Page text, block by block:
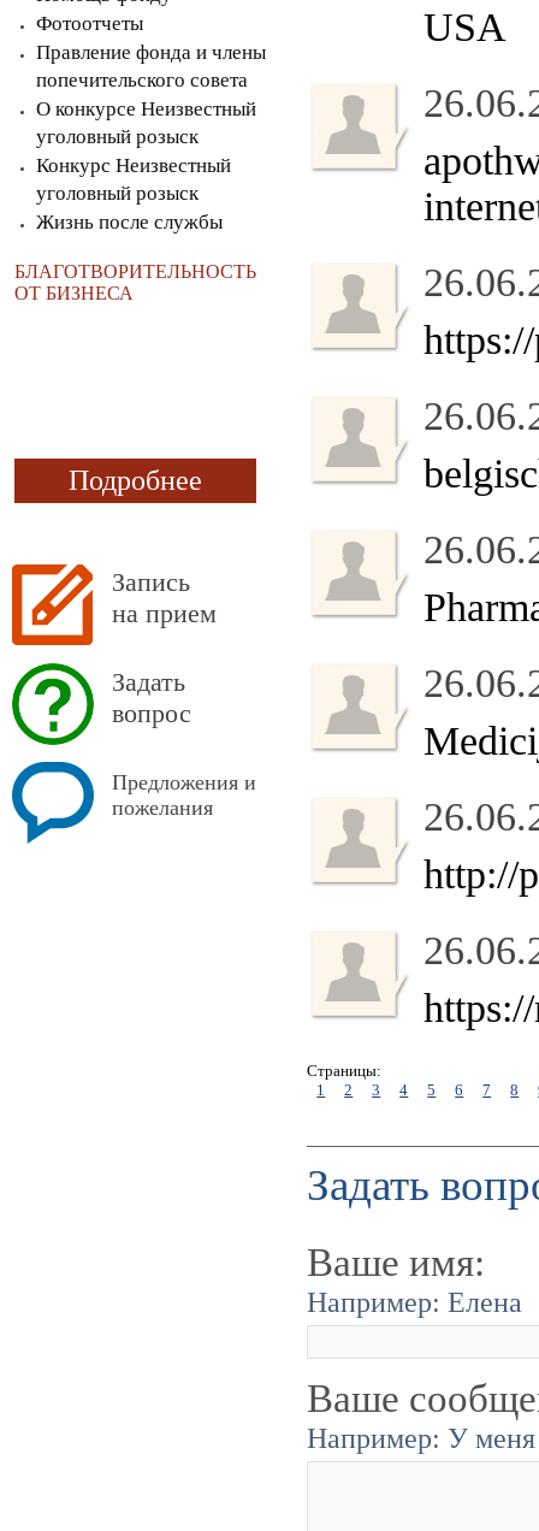
Фотоотчеты
Правление фонда и члены
попечительского совета
О конкурсе Неизвестный
уголовный розыск
Конкурс Неизвестный
уголовный розыск
Жизнь после службы
БЛАГОТВОРИТЕЛЬНОСТЬ
ОТ БИЗНЕСА
Подробнее
Запись
на прием
Задать
вопрос
Предложения и
пожелания
USA
http://
Страницы:
1
2 3 4 5 6 7 8
Задать
Ваше имя:
Например: Елена
Ваше
Например: У меня